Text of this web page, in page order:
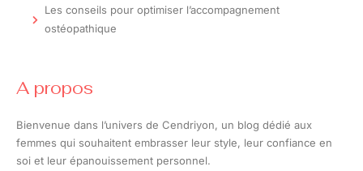
Les conseils pour optimiser l’accompagnement
ostéopathique
A propos
Bienvenue dans l’univers de Cendriyon, un blog dédié aux
femmes qui souhaitent embrasser leur style, leur confiance en
soi et leur épanouissement personnel.